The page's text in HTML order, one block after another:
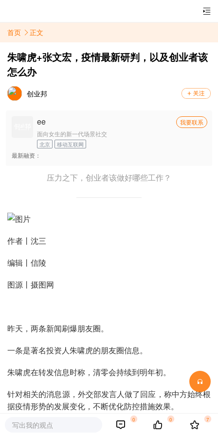
首页 正文
朱啸虎+张文宏，疫情最新研判，以及创业者该
怎么办
创业邦
ee
我要联系
面向女生的新一代场景社交
北京 移动互联网
最新融资：
压力之下，创业者该做好哪些工作？
作者丨沈三
编辑丨信陵
图源丨摄图网
昨天，两条新闻刷爆朋友圈。
一条是著名投资人朱啸虎的朋友圈信息。
朱啸虎在转发信息时称，清零会持续到明年初。
针对相关的消息源，外交部发言人做了回应，称中方始终根
据疫情形势的发展变化，不断优化防控措施效果。
但无论如何，朱啸虎转发的信息令人忧虑。
写出我的观点
0 0 7